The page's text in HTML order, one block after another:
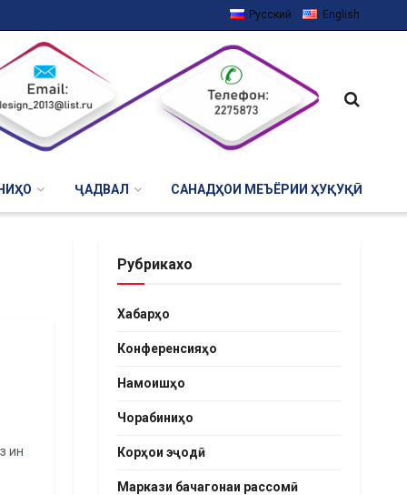
Русский English
ҶАДВАЛ САНАДҲОИ МЕЪЁРИИ ҲУҚУҚӢ
ин
Рубрикахо
Хабарҳо
Конференсияҳо
Намоишҳо
Чорабиниҳо
Корҳои эҷодӣ
Маркази бачагонаи рассомӣ